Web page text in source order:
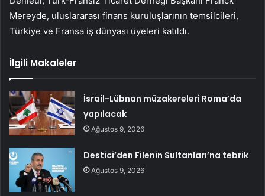
Mereyde, uluslararası finans kuruluşlarının temsilcileri,
Türkiye ve Fransa iş dünyası üyeleri katıldı.
İlgili Makaleler
İsrail-Lübnan müzakereleri Roma’da
yapılacak
Ağustos 9, 2026
Destici’den Filenin Sultanları’na tebrik
Ağustos 9, 2026